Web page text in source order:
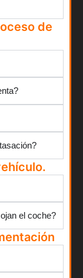
de
el coche?